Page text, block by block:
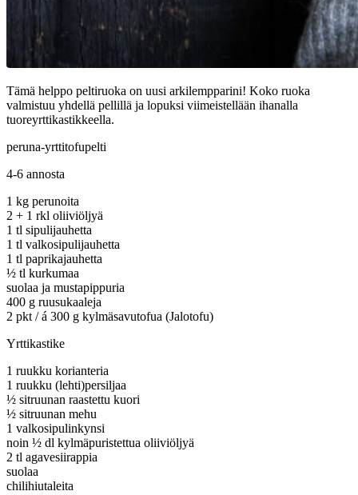
Tämä helppo peltiruoka on uusi arkilempparini! Koko ruoka
valmistuu yhdellä pellillä ja lopuksi viimeistellään ihanalla
tuoreyrttikastikkeella.
peruna-yrttitofupelti
4-6 annosta
1 kg perunoita
2 + 1 rkl oliiviöljyä
1 tl sipulijauhetta
1 tl valkosipulijauhetta
1 tl paprikajauhetta
½ tl kurkumaa
suolaa ja mustapippuria
400 g ruusukaaleja
2 pkt / á 300 g kylmäsavutofua (Jalotofu)
Yrttikastike
1 ruukku korianteria
1 ruukku (lehti)persiljaa
½ sitruunan raastettu kuori
½ sitruunan mehu
1 valkosipulinkynsi
noin ½ dl kylmäpuristettua oliiviöljyä
2 tl agavesiirappia
suolaa
chilihiutaleita